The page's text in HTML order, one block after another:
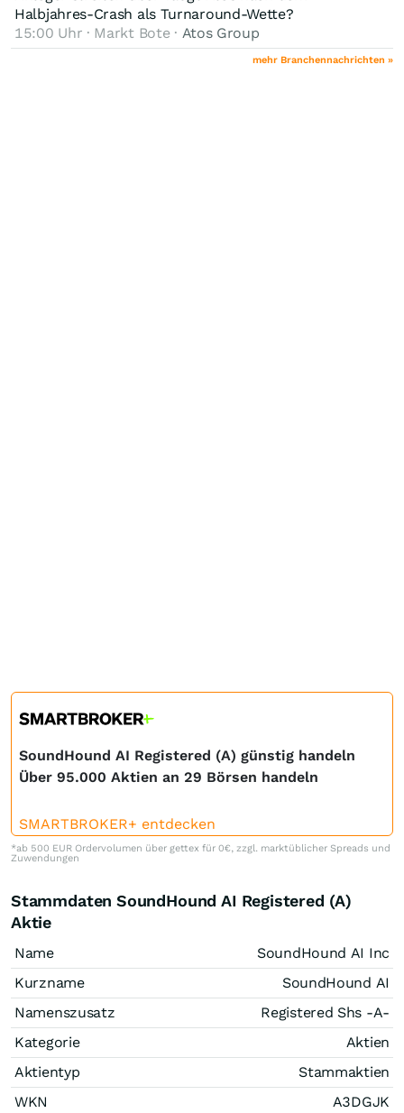
Preisgestaltung und Expansionsmöglichkeiten.
Halbjahres-Crash als Turnaround-Wette?
15:00 Uhr · Markt Bote · Atos Group
mehr Branchennachrichten »
SoundHound AI Registered (A) günstig handeln
Über 95.000 Aktien an 29 Börsen handeln
SMARTBROKER+ entdecken
*ab 500 EUR Ordervolumen über gettex für 0€, zzgl. marktüblicher Spreads und
Zuwendungen
Stammdaten SoundHound AI Registered (A)
Aktie
Name
SoundHound AI Inc
Kurzname
SoundHound AI
Namenszusatz
Registered Shs -A-
Kategorie
Aktien
Aktientyp
Stammaktien
WKN
A3DGJK